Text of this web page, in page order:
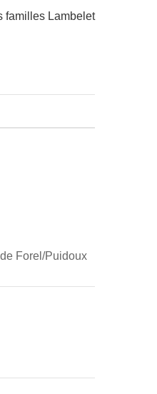
familles Lambelet
Forel/Puidoux